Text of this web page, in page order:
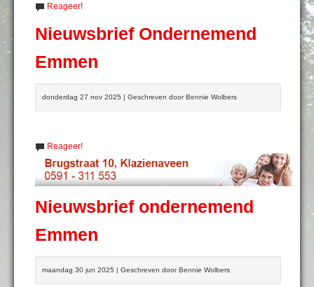
Reageer!
Nieuwsbrief Ondernemend
Emmen
donderdag 27 nov 2025 | Geschreven door Bennie Wolbers
Reageer!
Nieuwsbrief ondernemend
Emmen
maandag 30 jun 2025 | Geschreven door Bennie Wolbers